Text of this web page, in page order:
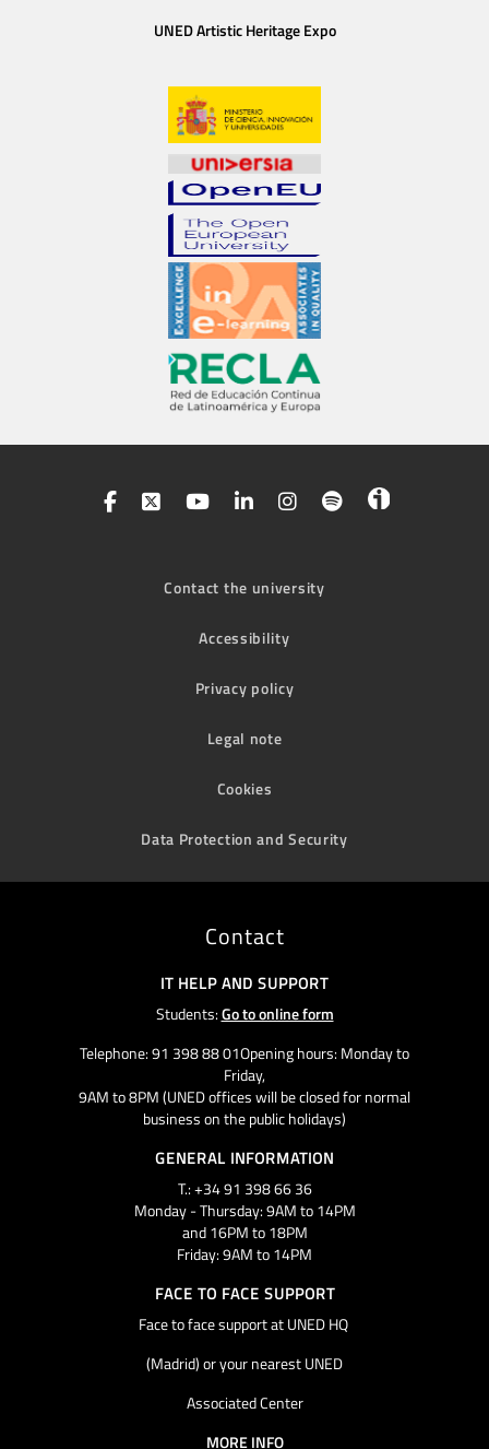
UNED Artistic Heritage Expo
Contact the university
Accessibility
Privacy policy
Legal note
Cookies
Data Protection and Security
Contact
IT HELP AND SUPPORT
Students:Go to online form
Telephone: 91 398 88 01Opening hours: Monday to
Friday,
9AM to 8PM (UNED offices will be closed for normal
business on the public holidays)
GENERAL INFORMATION
T.: +34 91 398 66 36
Monday - Thursday: 9AM to 14PM
and 16PM to 18PM
Friday: 9AM to 14PM
FACE TO FACE SUPPORT
Face to face support at UNED HQ
(Madrid) or your nearest UNED
Associated Center
MORE INFO